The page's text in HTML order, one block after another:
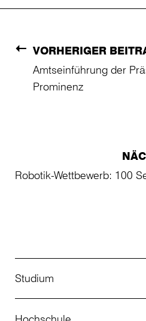
VORHERIGER
Amtseinführung der
Prominenz
Robotik-Wettbewerb: 100
Studium
Studienangebot